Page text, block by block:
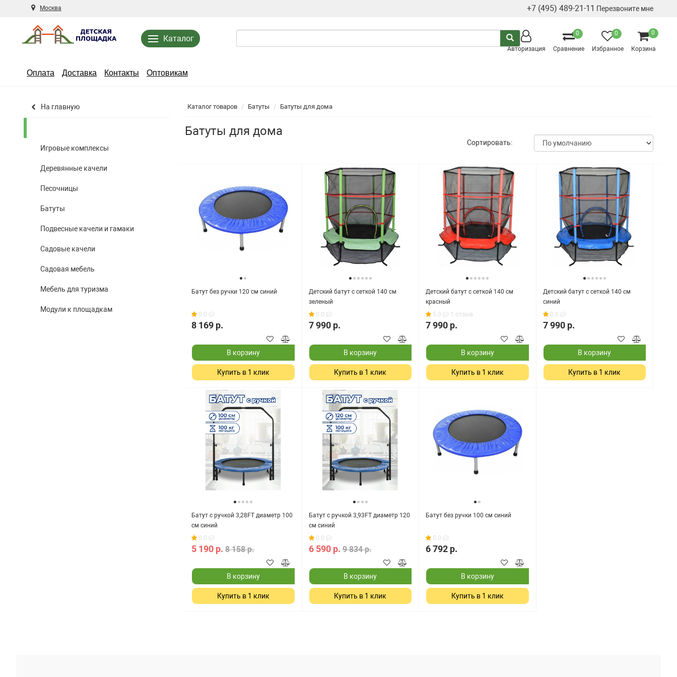
Москва +7 (495) 489-21-11 Перезвоните мне
Каталог
Авторизация
0
Сравнение
0
Избранное
0
Корзина
Оплата Доставка Контакты Оптовикам
На главную
Игровые комплексы
Деревянные качели
Песочницы
Батуты
Подвесные качели и гамаки
Садовые качели
Садовая мебель
Мебель для туризма
Модули к площадкам
Каталог товаров Батуты Батуты для дома
Батуты для дома
Сортировать:
Батут без ручки 120 см синий
0.0
8 169 р.
В корзину
Купить в 1 клик
Детский батут с сеткой 140 см
зеленый
0.0
7 990 р.
В корзину
Купить в 1 клик
Детский батут с сеткой 140 см
красный
5.0
1 отзыв
7 990 р.
В корзину
Купить в 1 клик
Детский батут с сеткой 140 см
синий
0.0
7 990 р.
В корзину
Купить в 1 клик
Батут с ручкой 3,28FT диаметр 100
см синий
0.0
5 190 р. 8 158 р.
В корзину
Купить в 1 клик
Батут с ручкой 3,93FT диаметр 120
см синий
0.0
6 590 р. 9 834 р.
В корзину
Купить в 1 клик
Батут без ручки 100 см синий
0.0
6 792 р.
В корзину
Купить в 1 клик